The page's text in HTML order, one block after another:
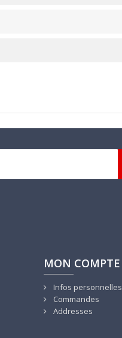
MON COMPTE
Infos personnelles
Commandes
Addresses